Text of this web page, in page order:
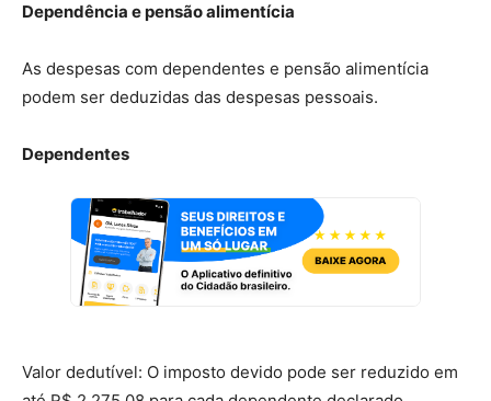
Dependência e pensão alimentícia
As despesas com dependentes e pensão alimentícia
podem ser deduzidas das despesas pessoais.
Dependentes
Valor dedutível: O imposto devido pode ser reduzido em